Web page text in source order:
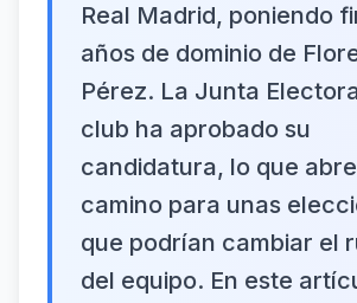
Real Madrid, poniendo
años de dominio de
Pérez. La Junta
club ha aprobado su
candidatura, lo que
camino para unas
que podrían cambiar el
del equipo. En este